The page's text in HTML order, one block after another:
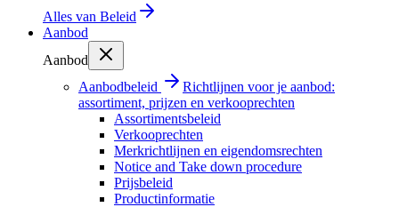
Alles van Beleid
Aanbod
Aanbod
Aanbodbeleid
Richtlijnen voor je aanbod:
assortiment, prijzen en verkooprechten
Assortimentsbeleid
Verkooprechten
Merkrichtlijnen en eigendomsrechten
Notice and Take down procedure
Prijsbeleid
Productinformatie